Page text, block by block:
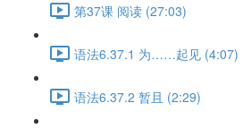
第37课 阅读 (27:03)
语法6.37.1 为……起见 (4:07)
语法6.37.2 暂且 (2:29)